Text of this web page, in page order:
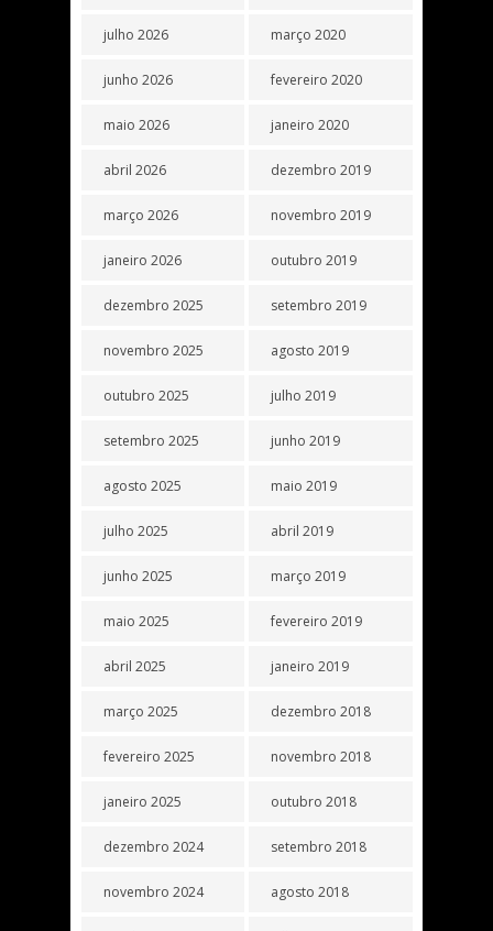
julho 2026
junho 2026
maio 2026
abril 2026
março 2026
janeiro 2026
dezembro 2025
novembro 2025
outubro 2025
setembro 2025
agosto 2025
julho 2025
junho 2025
maio 2025
abril 2025
março 2025
fevereiro 2025
janeiro 2025
dezembro 2024
novembro 2024
março 2020
fevereiro 2020
janeiro 2020
dezembro 2019
novembro 2019
outubro 2019
setembro 2019
agosto 2019
julho 2019
junho 2019
maio 2019
abril 2019
março 2019
fevereiro 2019
janeiro 2019
dezembro 2018
novembro 2018
outubro 2018
setembro 2018
agosto 2018